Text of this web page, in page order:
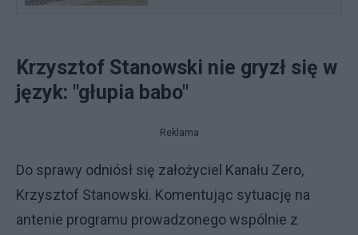
Krzysztof Stanowski nie gryzł się w
język: "głupia babo"
Reklama
Do sprawy odniósł się założyciel Kanału Zero,
Krzysztof Stanowski. Komentując sytuację na
antenie programu prowadzonego wspólnie z